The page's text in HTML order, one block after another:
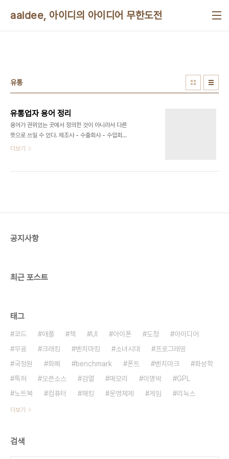
aaidee, 아이디의 아이디어 무한도전
유통
유통업자 용어 정리
용어가 권위있는 곳에서 정의한 것이 아니라서 다른
뜻으로 쓰일 수 있다. 제조사 - 수출회사 - 수입회사
- 디스트리뷰터 - 딜러 - 소매상 - 소비자 -디스트리
매상에게 분배하는 역할이다. 유통만 하지 제조는 하
더보기
공지사항
최근 포스트
태그
코드 애플 책 UI 아이폰 도청
아이디어
무료
크래킹 벤치마킹 소녀시대
프로그래밍
국정원
화폐 benchmark 폰트 벤치마크
화성학
특허
오픈소스 검열 메모리 이명박
GPL
노트북
컴퓨터 해킹 운영체제 게임 리눅스
더보기
검색